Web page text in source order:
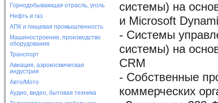
Горнодобывающая отрасль, уголь
Нефть и газ
АПК и пищевая промышленность
Машиностроение, производство
оборудования
Транспорт
Авиация, аэрокосмическая
индустрия
Авто/Мото
Аудио, видео, бытовая техника
системы) на
и Microsoft
- Системы
системы) на
CRM
- Собственные
коммерческих